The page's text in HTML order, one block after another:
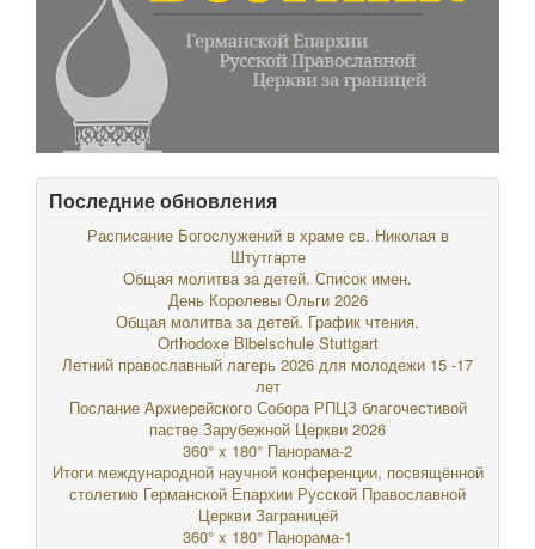
Последние обновления
Расписание Богослужений в храме св. Николая в
Штутгарте
Общая молитва за детей. Список имен.
День Королевы Ольги 2026
Общая молитва за детей. График чтения.
Orthodoxe Bibelschule Stuttgart
Летний православный лагерь 2026 для молодежи 15 -17
лет
Послание Архиерейского Собора РПЦЗ благочестивой
пастве Зарубежной Церкви 2026
360° x 180° Панорама-2
Итоги международной научной конференции, посвящённой
столетию Германской Епархии Русской Православной
Церкви Заграницей
360° x 180° Панорама-1